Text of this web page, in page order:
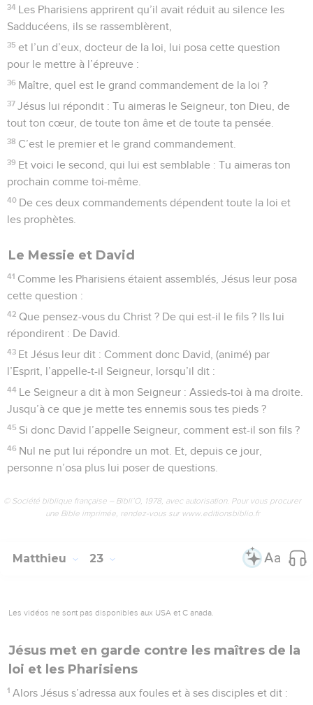
34 Les Pharisiens apprirent qu’il avait réduit au silence les
Sadducéens, ils se rassemblèrent,
35 et l’un d’eux, docteur de la loi, lui posa cette question
pour le mettre à l’épreuve :
36 Maître, quel est le grand commandement de la loi ?
37 Jésus lui répondit : Tu aimeras le Seigneur, ton Dieu, de
tout ton cœur, de toute ton âme et de toute ta pensée.
38 C’est le premier et le grand commandement.
39 Et voici le second, qui lui est semblable : Tu aimeras ton
prochain comme toi-même.
40 De ces deux commandements dépendent toute la loi et
les prophètes.
Le Messie et David
41 Comme les Pharisiens étaient assemblés, Jésus leur posa
cette question :
42 Que pensez-vous du Christ ? De qui est-il le fils ? Ils lui
répondirent : De David.
43 Et Jésus leur dit : Comment donc David, (animé) par
l’Esprit, l’appelle-t-il Seigneur, lorsqu’il dit :
44 Le Seigneur a dit à mon Seigneur : Assieds-toi à ma droite.
Jusqu’à ce que je mette tes ennemis sous tes pieds ?
45 Si donc David l’appelle Seigneur, comment est-il son fils ?
46 Nul ne put lui répondre un mot. Et, depuis ce jour,
personne n’osa plus lui poser de questions.
© Société biblique française – Bibli’O, 1978, avec autorisation. Pour vous procurer
une Bible imprimée, rendez-vous sur www.editionsbiblio.fr
Matthieu 23
Les vidéos ne sont pas disponibles aux USA et C anada.
Jésus met en garde contre les maîtres de la
loi et les Pharisiens
1 Alors Jésus s’adressa aux foules et à ses disciples et dit :